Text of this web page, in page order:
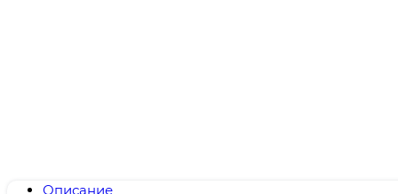
Описание